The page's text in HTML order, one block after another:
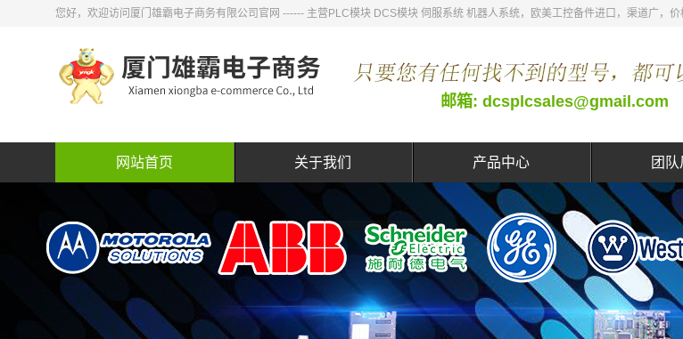
您好，欢迎访问厦门雄霸电子商务有限公司官网 ------ 主营PLC模块 DCS模块 伺服系统 机器人系统，欧美工控备件进口，渠道广，价
邮箱: dcsplcsales@gmail.com
网站首页 关于我们 产品中心 团